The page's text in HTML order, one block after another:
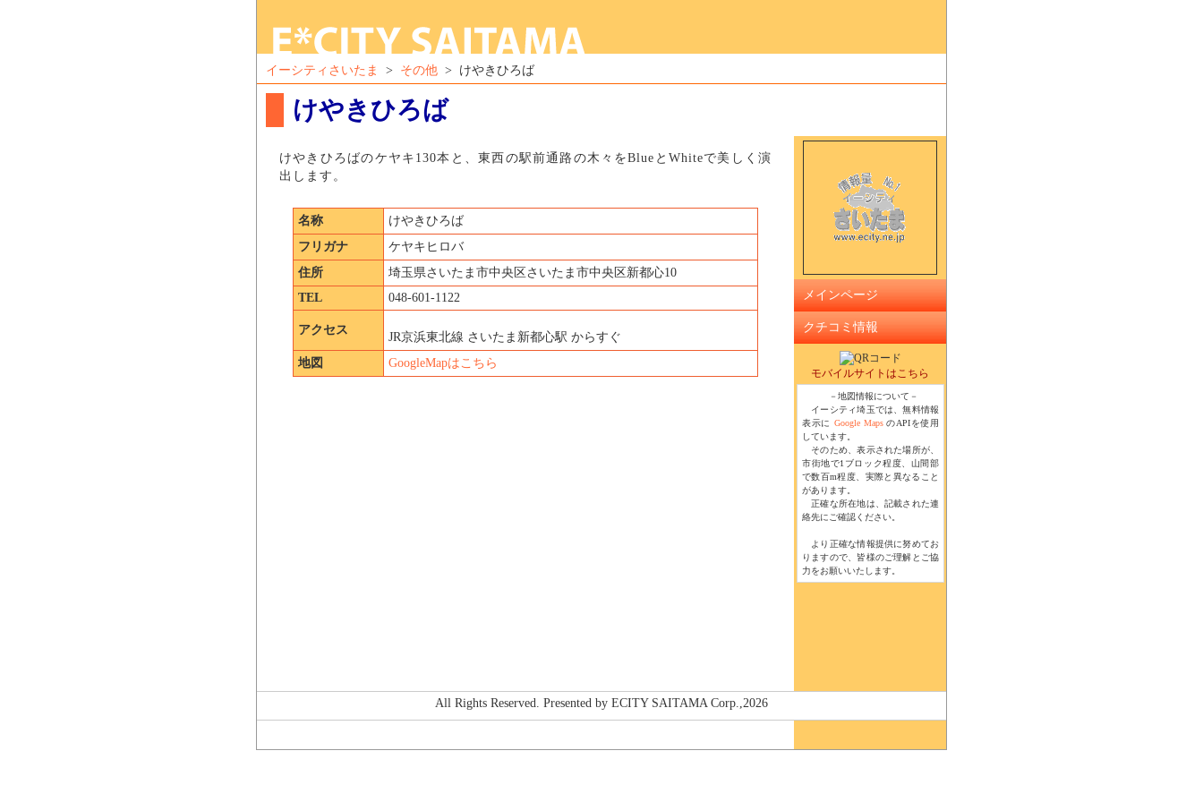
イーシティさいたま > その他 > けやきひろば
けやきひろば
けやきひろばのケヤキ130本と、東西の駅前通路の木々をBlueとWhiteで美しく演
出します。
名称
けやきひろば
フリガナ
ケヤキヒロバ
住所
埼玉県さいたま市中央区さいたま市中央区新都心10
TEL
048-601-1122
アクセス
JR京浜東北線 さいたま新都心駅 からすぐ
地図
GoogleMapはこちら
メインページ
クチコミ情報
モバイルサイトはこちら
－地図情報について－
イーシティ埼玉では、無料情報
表示に Google MapsのAPIを使用
しています。
そのため、表示された場所が、
市街地で1ブロック程度、山間部
で数百m程度、実際と異なること
があります。
正確な所在地は、記載された連
絡先にご確認ください。
より正確な情報提供に努めてお
りますので、皆様のご理解とご協
力をお願いいたします。
All Rights Reserved. Presented by ECITY SAITAMA Corp.,2026